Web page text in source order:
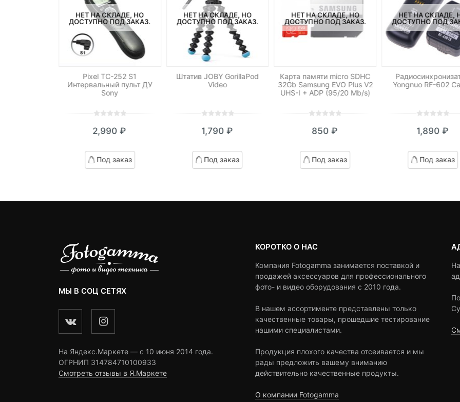
НЕТ НА СКЛАДЕ, НО
ДОСТУПНО ПОД ЗАКАЗ.
Pixel TC-252 S1
Интервальный пульт ДУ
Sony
out
based
on
customer
2,990₽
Под заказ
НЕТ НА СКЛАДЕ, НО
ДОСТУПНО ПОД ЗАКАЗ.
Штатив JOBY GorillaPod
Video
out
based
on
customer
1,790₽
Под заказ
НЕТ НА СКЛАДЕ, НО
ДОСТУПНО ПОД ЗАКАЗ.
Карта памяти micro SDHC
32Gb Samsung EVO Plus V2
UHS-I + ADP (95/20 Mb/s)
out
based
on
customer
850₽
Под заказ
НЕТ НА СКЛАДЕ,
ДОСТУПНО ПОД
Yongnuo RF-602
out
based
on
customer
1,890₽
Под заказ
МЫ В СОЦ СЕТЯХ
На Яндекс.Маркете — c 10 июня 2014 года.
ОГРНИП 314784710100933
Смотреть отзывы в Я.Маркете
КОРОТКО О НАС
Компания Fotogamma занимается поставкой и
продажей аксессуаров для профессионального
фото- и видео оборудования с 2010 года.
В нашем ассортименте представлены только
качественные товары, прошедшие тестирование
нашими специалистами.
Продукция плохого качества отсеивается и мы
рады предложить вашему вниманию
действительно качественные продукты.
О компании Fotogamma